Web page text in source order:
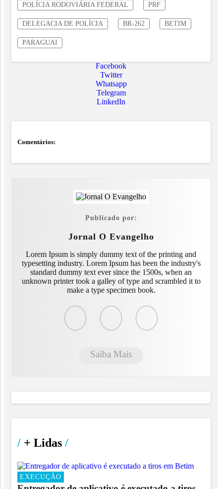
POLÍCIA RODOVIÁRIA FEDERAL PRF
DELEGACIA DE POLÍCIA BR-262 BETIM
PARAGUAI
Facebook
Twitter
Whatsapp
Telegram
LinkedIn
Comentários:
Publicado por:
Jornal O Evangelho
Lorem Ipsum is simply dummy text of the printing and
typesetting industry. Lorem Ipsum has been the industry's
standard dummy text ever since the 1500s, when an
unknown printer took a galley of type and scrambled it to
make a type specimen book.
Saiba Mais
/ + Lidas /
EXECUÇÃO